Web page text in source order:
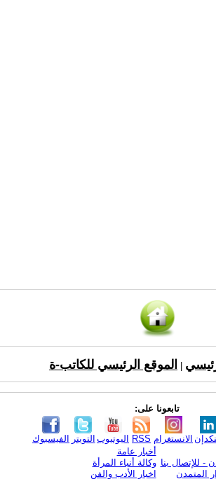
الموقع الرئيسي للكاتب-ة
تابعونا على:
الفيسبوك التويتر اليوتيوب RSS الانستغرام
- للإتصال بنا
المتمدن
أخبار عامة
وكالة أنباء المرأة
اخبار الأدب والفن